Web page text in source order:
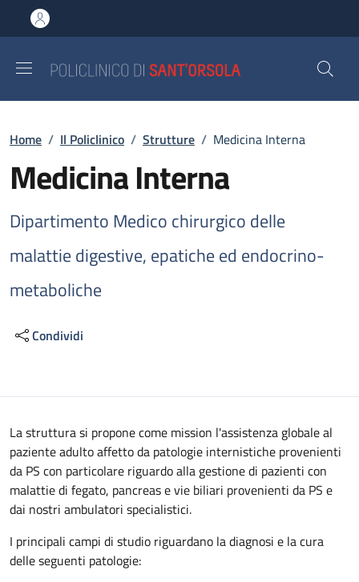
al contenuto principale
to footer content
Briciole di pane
Home / Il Policlinico / Strutture / Medicina Interna
Medicina Interna
Dipartimento Medico chirurgico delle
malattie digestive, epatiche ed endocrino-
metaboliche
Condividi
Descrizione
La struttura si propone come mission l'assistenza globale al
paziente adulto affetto da patologie internistiche provenienti
da PS con particolare riguardo alla gestione di pazienti con
malattie di fegato, pancreas e vie biliari provenienti da PS e
dai nostri ambulatori specialistici.
I principali campi di studio riguardano la diagnosi e la cura
delle seguenti patologie: